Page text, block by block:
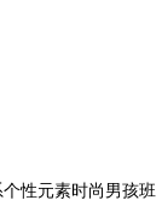
性元素时尚男孩班